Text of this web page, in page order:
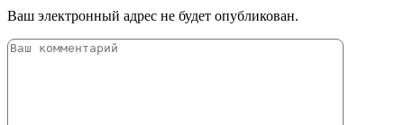
Ваш электронный адрес не будет опубликован.